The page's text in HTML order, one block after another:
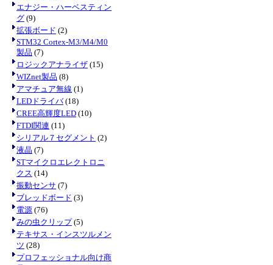
エナジー・ハーベスティン
グ (9)
拡張ボード (2)
STM32 Cortex-M3/M4/M0
製品 (7)
ロジックアナライザ (15)
WIZnet製品 (8)
アマチュア無線 (1)
LEDドライバ(18)
CREE高輝度LED (10)
FTDI関連 (11)
シリアル７セグメント (2)
液晶 (7)
STマイクロエレクトロニ
クス (14)
振動センサ (7)
ブレッドボード (3)
電源 (76)
みの虫クリップ(5)
テキサス・インスツルメン
ツ (28)
プロフェッショナル向け商